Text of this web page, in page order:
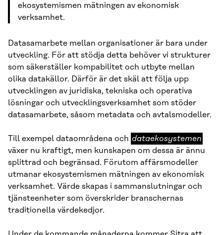
ekosystemismen mätningen av ekonomisk
verksamhet.
Datasamarbete mellan organisationer är bara under
utveckling. För att stödja detta behöver vi strukturer
som säkerställer kompabilitet och utbyte mellan
olika datakällor. Därför är det skäl att följa upp
utvecklingen av juridiska, tekniska och operativa
lösningar och utvecklingsverksamhet som stöder
datasamarbete, såsom metadata och avtalsmodeller.
Till exempel dataområdena och dataekosystemen
dataekosystemen
växer nu kraftigt, men kunskapen om dessa är ännu
splittrad och begränsad. Förutom affärsmodeller
utmanar ekosystemismen mätningen av ekonomisk
verksamhet. Värde skapas i sammanslutningar och
tjänsteenheter som överskrider branschernas
traditionella värdekedjor.